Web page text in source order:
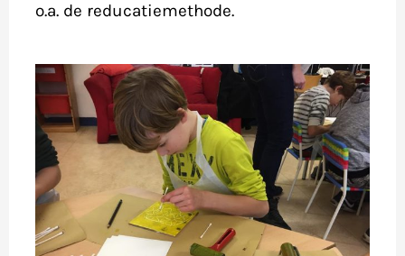
o.a. de reducatiemethode.